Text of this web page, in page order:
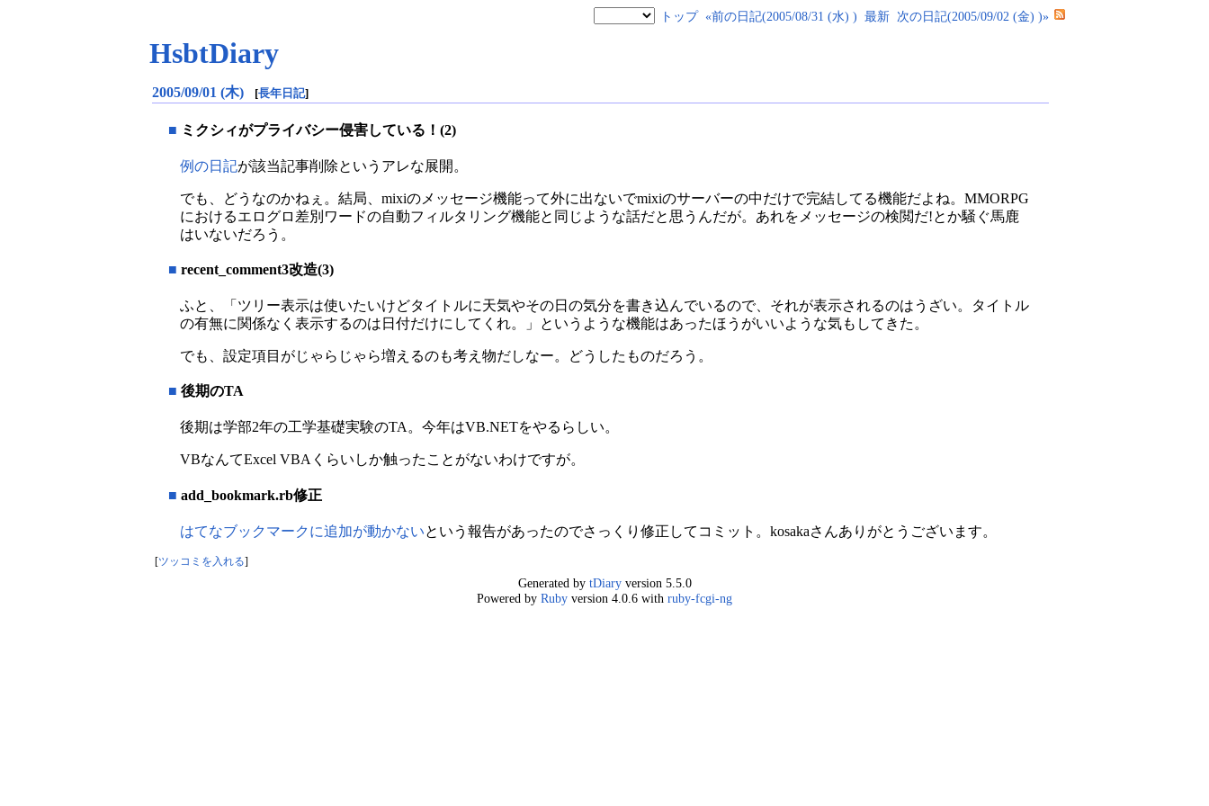
トップ «前の日記(2005/08/31 (水) ) 最新 次の日記(2005/09/02 (金) )»
HsbtDiary
2005/09/01 (木) [長年日記]
■ ミクシィがプライバシー侵害している！(2)
例の日記が該当記事削除というアレな展開。
でも、どうなのかねぇ。結局、mixiのメッセージ機能って外に出ないでmixiのサーバーの中だけで完結してる機能だよね。MMORPG
におけるエログロ差別ワードの自動フィルタリング機能と同じような話だと思うんだが。あれをメッセージの検閲だ!とか騒ぐ馬鹿
はいないだろう。
■ recent_comment3改造(3)
ふと、「ツリー表示は使いたいけどタイトルに天気やその日の気分を書き込んでいるので、それが表示されるのはうざい。タイトル
の有無に関係なく表示するのは日付だけにしてくれ。」というような機能はあったほうがいいような気もしてきた。
でも、設定項目がじゃらじゃら増えるのも考え物だしなー。どうしたものだろう。
■ 後期のTA
後期は学部2年の工学基礎実験のTA。今年はVB.NETをやるらしい。
VBなんてExcel VBAくらいしか触ったことがないわけですが。
■ add_bookmark.rb修正
はてなブックマークに追加が動かないという報告があったのでさっくり修正してコミット。kosakaさんありがとうございます。
[ツッコミを入れる]
Generated by tDiaryversion 5.5.0
Powered by Ruby version 4.0.6 with ruby-fcgi-ng